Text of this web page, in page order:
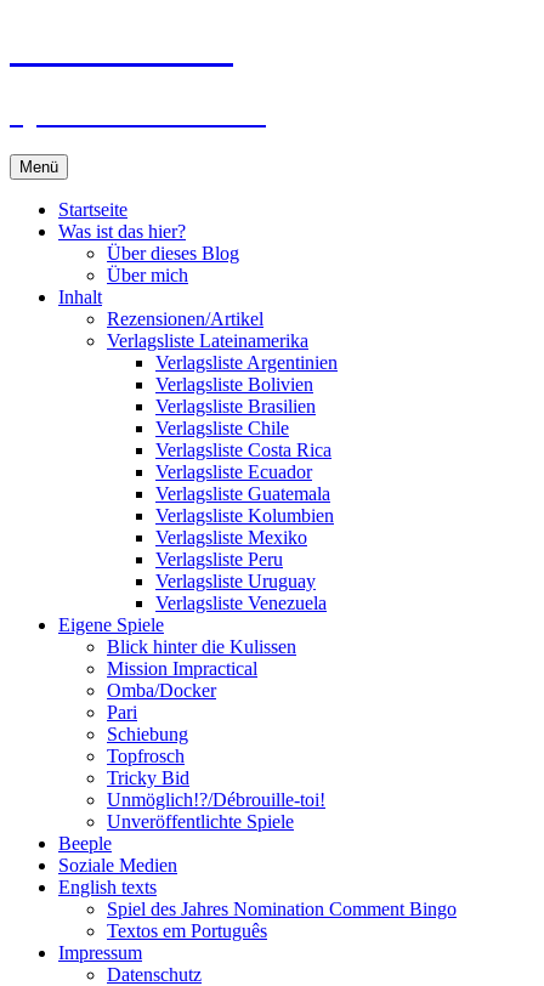
Menü
Startseite
Was ist das hier?
Über dieses Blog
Über mich
Inhalt
Rezensionen/Artikel
Verlagsliste Lateinamerika
Verlagsliste Argentinien
Verlagsliste Bolivien
Verlagsliste Brasilien
Verlagsliste Chile
Verlagsliste Costa Rica
Verlagsliste Ecuador
Verlagsliste Guatemala
Verlagsliste Kolumbien
Verlagsliste Mexiko
Verlagsliste Peru
Verlagsliste Uruguay
Verlagsliste Venezuela
Eigene Spiele
Blick hinter die Kulissen
Mission Impractical
Omba/Docker
Pari
Schiebung
Topfrosch
Tricky Bid
Unmöglich!?/Débrouille-toi!
Unveröffentlichte Spiele
Beeple
Soziale Medien
English texts
Spiel des Jahres Nomination Comment Bingo
Textos em Português
Impressum
Datenschutz